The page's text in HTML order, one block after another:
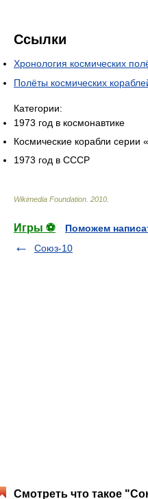
Ссылки
Хронология космических
Полёты космических
Категории:
1973 год в космонавтике
Космические корабли серии
1973 год в СССР
Wikimedia Foundation 2010
Игры ⚽
Поможем
Союз-10
Смотреть что такое